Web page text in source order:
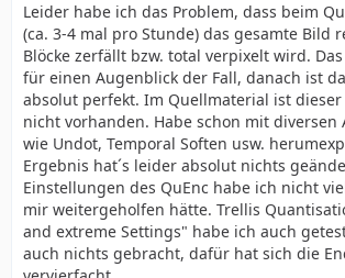
Leider habe ich das Problem, dass beim
(ca. 3-4 mal pro Stunde) das gesamte Bild
Blöcke zerfällt bzw. total verpixelt wird.
für einen Augenblick der Fall, danach ist
absolut perfekt. Im Quellmaterial ist
nicht vorhanden. Habe schon mit diversen
wie Undot, Temporal Soften usw.
Ergebnis hat´s leider absolut nichts
Einstellungen des QuEnc habe ich nicht
mir weitergeholfen hätte. Trellis
and extreme Settings" habe ich auch
auch nichts gebracht, dafür hat sich die